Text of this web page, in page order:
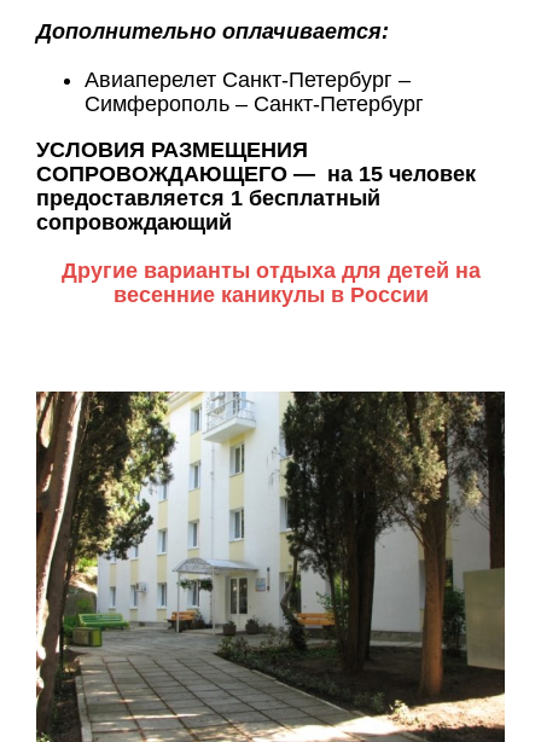
Дополнительно оплачивается:
Авиаперелет Санкт-Петербург –
Симферополь – Санкт-Петербург
УСЛОВИЯ РАЗМЕЩЕНИЯ
СОПРОВОЖДАЮЩЕГО — на 15 человек
предоставляется 1 бесплатный
сопровождающий
Другие варианты отдыха для детей на
весенние каникулы в России